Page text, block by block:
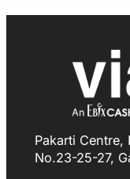
Pakarti Centre,
No.23-25-27,